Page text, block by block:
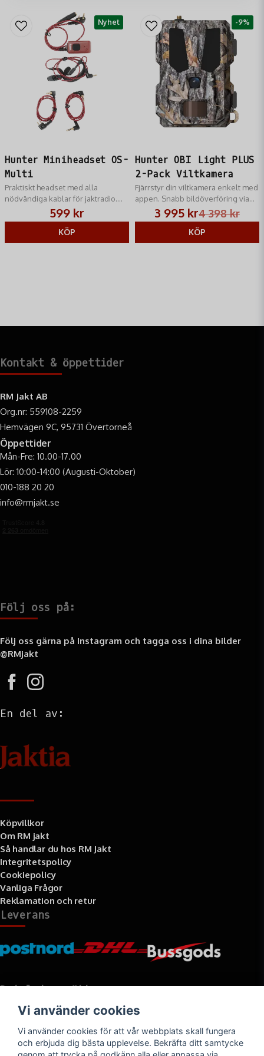
Hunter Miniheadset OS-
Multi
Praktiskt headset med alla
nödvändiga kablar för jaktradio.
Vattensäker mikrofon och hållbar
design.
599 kr
KÖP
Nyhet
Hunter OBI Light PLUS
2-Pack Viltkamera
Fjärrstyr din viltkamera enkelt med
appen. Snabb bildöverföring via
Nordisk server och flexibel
strömförsörjning.
4 398 kr
3 995 kr
KÖP
-9%
Kontakt & öppettider
RM Jakt AB
Org.nr: 559108-2259
Hemvägen 9C, 95731 Övertorneå
Öppettider
Mån-Fre: 10.00-17.00
Lör: 10:00-14:00 (Augusti-Oktober)
010-188 20 20
info@rmjakt.se
Följ oss på:
Följ oss gärna på Instagram och tagga oss i dina bilder
@RMjakt
En del av:
Köpvillkor
Om RM jakt
Så handlar du hos RM Jakt
Integritetspolicy
Cookiepolicy
Vanliga Frågor
Reklamation och retur
Leverans
Betalningssätt
Vi använder cookies
Vi använder cookies för att vår webbplats skall fungera
och erbjuda dig bästa upplevelse. Bekräfta ditt samtycke